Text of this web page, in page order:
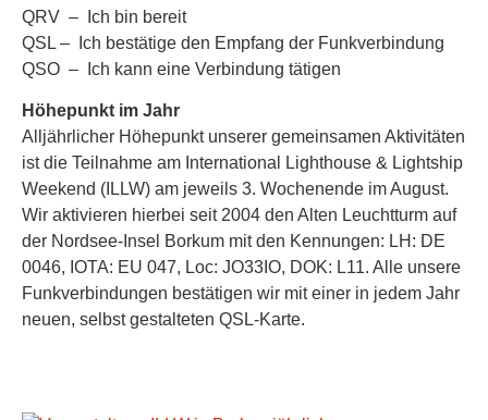
QRV – Ich bin bereit
QSL – Ich bestätige den Empfang der Funkverbindung
QSO – Ich kann eine Verbindung tätigen
Höhepunkt im Jahr
Alljährlicher Höhepunkt unserer gemeinsamen Aktivitäten
ist die Teilnahme am International Lighthouse & Lightship
Weekend (ILLW) am jeweils 3. Wochenende im August.
Wir aktivieren hierbei seit 2004 den Alten Leuchtturm auf
der Nordsee-Insel Borkum mit den Kennungen: LH: DE
0046, IOTA: EU 047, Loc: JO33IO, DOK: L11. Alle unsere
Funkverbindungen bestätigen wir mit einer in jedem Jahr
neuen, selbst gestalteten QSL-Karte.